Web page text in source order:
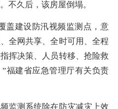
不久后，该房屋倒塌。
盖建设防汛视频监测点，意
全网共享、全时可用、全程
挥决策、人员转移、抢险救
福建省应急管理厅有关负责
监测系统除在防灾减灾上效